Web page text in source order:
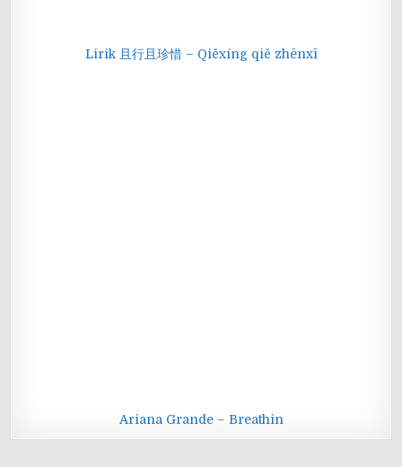
Lirik 且行且珍惜 – Qiěxíng qiě zhēnxī
Ariana Grande – Breathin